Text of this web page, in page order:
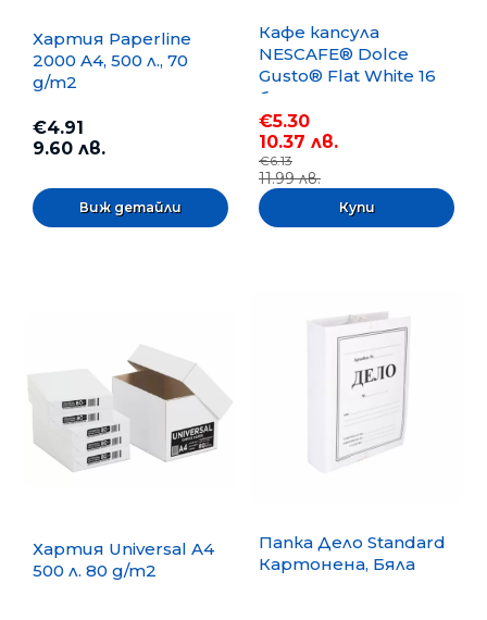
Хартия Paperline
2000 A4, 500 л., 70
g/m2
€4.91
9.60 лв.
Виж детайли
Кафе капсула
NESCAFE® Dolce
Gusto® Flat White 16
бр.
€5.30
10.37 лв.
€6.13
11.99 лв.
Хартия Universal A4
500 л. 80 g/m2
Папка Дело Standard
Картонена, Бяла